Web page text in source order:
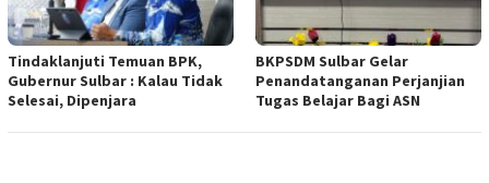
Tindaklanjuti Temuan BPK,
Gubernur Sulbar : Kalau Tidak
Selesai, Dipenjara
BKPSDM Sulbar Gelar
Penandatanganan Perjanjian
Tugas Belajar Bagi ASN